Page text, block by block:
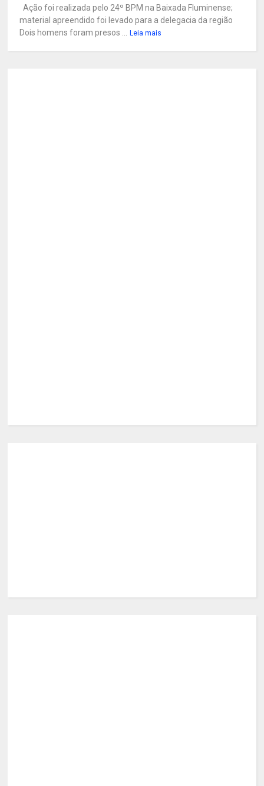
Ação foi realizada pelo 24º BPM na Baixada Fluminense;
material apreendido foi levado para a delegacia da região
Dois homens foram presos ...
Leia mais